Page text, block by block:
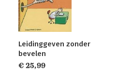
Leidinggeven zonder
bevelen
€ 25,99